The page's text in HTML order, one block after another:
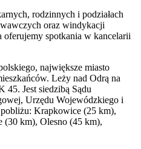
rodzinnych i podziałach
oraz windykacji
spotkania w kancelarii
największe miasto
Leży nad Odrą na
45. Jest siedzibą Sądu
Urzędu Wojewódzkiego i
Krapkowice (25 km),
(30 km), Olesno (45 km),